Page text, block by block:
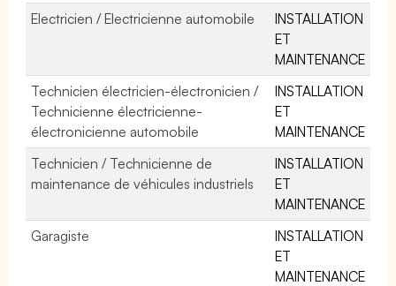
Electricien / Electricienne automobile
INSTALLATION
ET
MAINTENANCE
Technicien électricien-électronicien /
Technicienne électricienne-
électronicienne automobile
INSTALLATION
ET
MAINTENANCE
Technicien / Technicienne de
maintenance de véhicules industriels
INSTALLATION
ET
MAINTENANCE
Garagiste
INSTALLATION
ET
MAINTENANCE